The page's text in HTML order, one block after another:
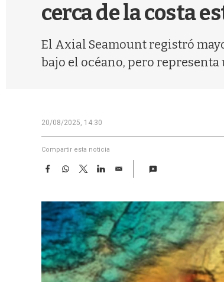
cerca de la costa
El Axial Seamount registró
bajo el océano, pero
20/08/2025, 14:30
Compartir esta noticia
F
e
b
o
o
k
W
t
s
A
p
p
T
w
t
t
e
r
L
k
e
d
I
n
E
i
l